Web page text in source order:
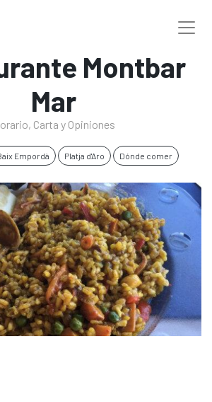
Montbar
Mar
Carta y Opiniones
Empordà Platja d'Aro Dónde comer